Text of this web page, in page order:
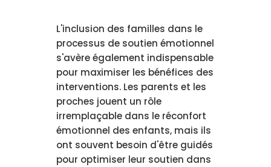
L'inclusion des familles dans le
processus de soutien émotionnel
s'avère également indispensable
pour maximiser les bénéfices des
interventions. Les parents et les
proches jouent un rôle
irremplaçable dans le réconfort
émotionnel des enfants, mais ils
ont souvent besoin d'être guidés
pour optimiser leur soutien dans